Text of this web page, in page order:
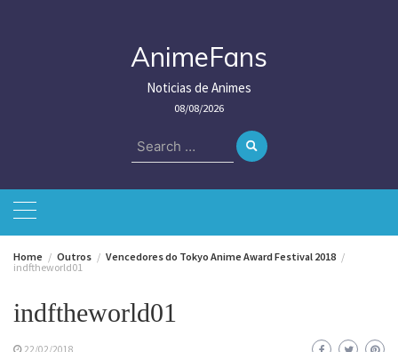
AnimeFans
Noticias de Animes
08/08/2026
Search
for:
Home Outros
Vencedores do Tokyo Anime Award Festival 2018
indftheworld01
indftheworld01
22/02/2018